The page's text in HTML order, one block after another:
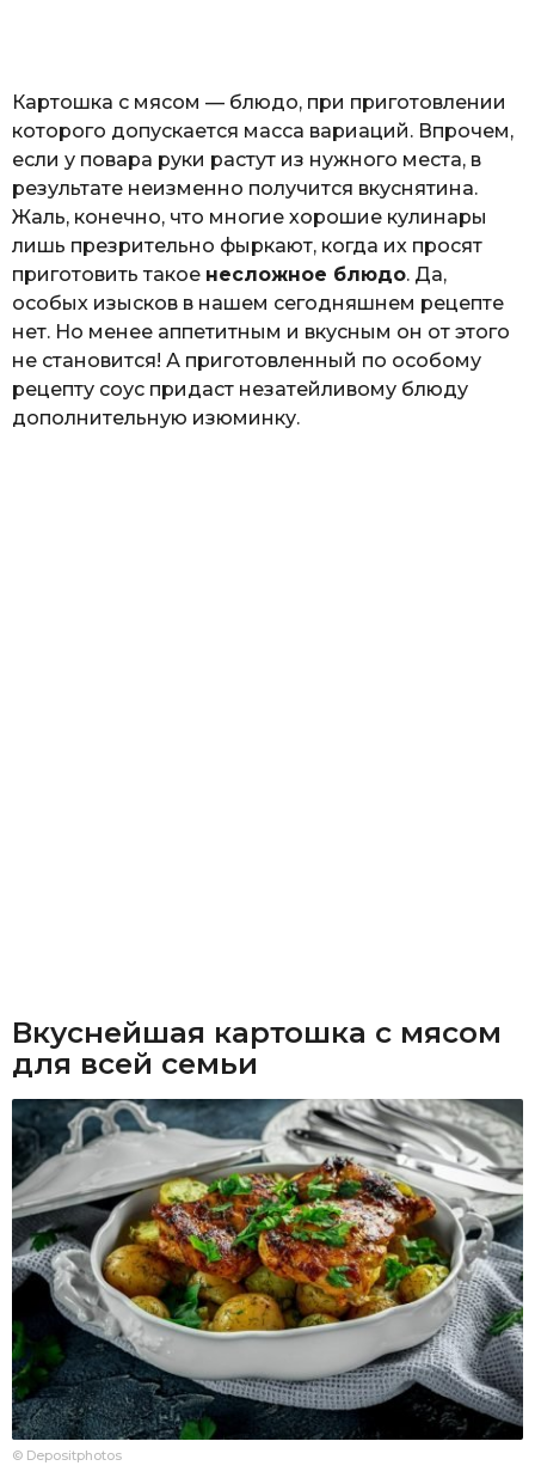
Картошка с мясом — блюдо, при приготовлении
которого допускается масса вариаций. Впрочем,
если у повара руки растут из нужного места, в
результате неизменно получится вкуснятина.
Жаль, конечно, что многие хорошие кулинары
лишь презрительно фыркают, когда их просят
приготовить такое несложное блюдо. Да,
особых изысков в нашем сегодняшнем рецепте
нет. Но менее аппетитным и вкусным он от этого
не становится! А приготовленный по особому
рецепту соус придаст незатейливому блюду
дополнительную изюминку.
Вкуснейшая картошка с мясом
для всей семьи
© Depositphotos